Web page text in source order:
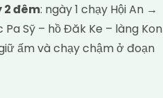
2 đêm: ngày 1 chạy Hội An →
Sỹ – hồ Đăk Ke – làng Kon
ấm và chạy chậm ở đoạn